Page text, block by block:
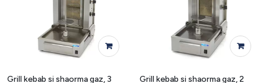
Grill kebab si shaorma gaz, 3
Grill kebab si shaorma gaz, 2